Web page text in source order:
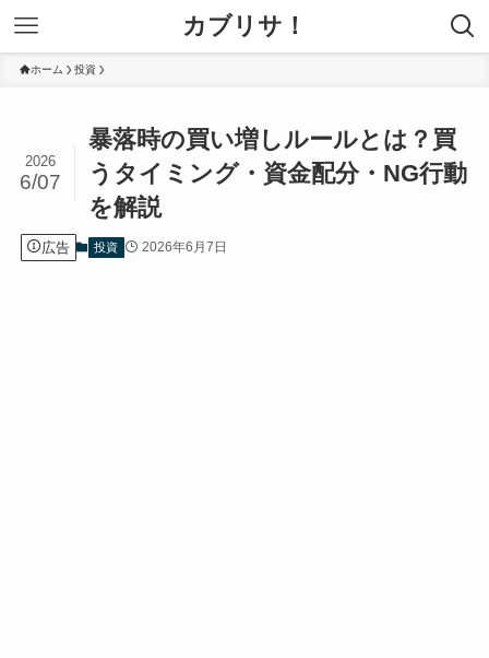
カブリサ！
ホーム 投資
暴落時の買い増しルールとは？買
うタイミング・資金配分・NG行動
を解説
2026
6/07
広告 投資 2026年6月7日